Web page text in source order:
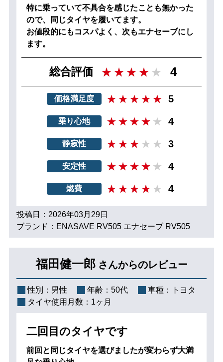
特に乗っていて不具合を感じたことも無かった
ので、同じタイヤを履いてます。
お値段的にもコスパよく、次もエナセーブにし
ます。
総合評価 4
価格満足度 5
乗り心地 4
静寂性 3
安定性 4
燃費 4
投稿日：2026年03月29日
ブランド：ENASAVE RV505 エナセーブ RV505
福田健一郎 さんからのレビュー
性別： 男性 年齢： 50代 車種：
トヨタ
タイヤ使用月数： 1ヶ月
二回目のタイヤです
前回と同じタイヤを選びましたが変わらず大満